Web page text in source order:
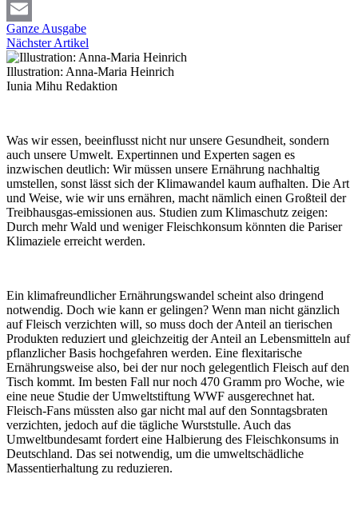
LinkedIn
Email
Ganze Ausgabe
Nächster Artikel
Illustration: Anna-Maria Heinrich
Iunia Mihu Redaktion
Was wir essen, beeinflusst nicht nur unsere Gesundheit, sondern
auch unsere Umwelt. Expertinnen und Experten sagen es
inzwischen deutlich: Wir müssen unsere Ernährung nachhaltig
umstellen, sonst lässt sich der Klimawandel kaum aufhalten. Die Art
und Weise, wie wir uns ernähren, macht nämlich einen Großteil der
Treibhausgas-emissionen aus. Studien zum Klimaschutz zeigen:
Durch mehr Wald und weniger Fleischkonsum könnten die Pariser
Klimaziele erreicht werden.
Ein klimafreundlicher Ernährungswandel scheint also dringend
notwendig. Doch wie kann er gelingen? Wenn man nicht gänzlich
auf Fleisch verzichten will, so muss doch der Anteil an tierischen
Produkten reduziert und gleichzeitig der Anteil an Lebensmitteln auf
pflanzlicher Basis hochgefahren werden. Eine flexitarische
Ernährungsweise also, bei der nur noch gelegentlich Fleisch auf den
Tisch kommt. Im besten Fall nur noch 470 Gramm pro Woche, wie
eine neue Studie der Umweltstiftung WWF ausgerechnet hat.
Fleisch-Fans müssten also gar nicht mal auf den Sonntagsbraten
verzichten, jedoch auf die tägliche Wurststulle. Auch das
Umweltbundesamt fordert eine Halbierung des Fleischkonsums in
Deutschland. Das sei notwendig, um die umweltschädliche
Massentierhaltung zu reduzieren.